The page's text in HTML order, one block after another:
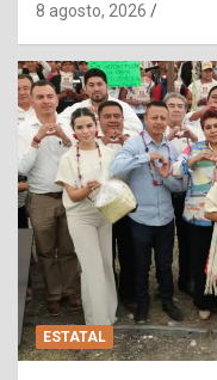
8 agosto, 2026
ESTATAL